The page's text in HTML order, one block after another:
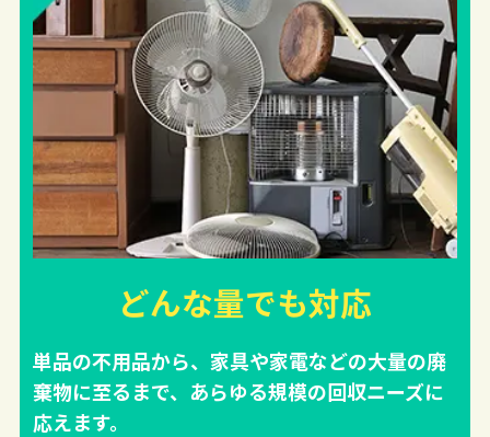
どんな量でも対応
単品の不用品から、家具や家電などの大量の廃
棄物に至るまで、あらゆる規模の回収ニーズに
応えます。